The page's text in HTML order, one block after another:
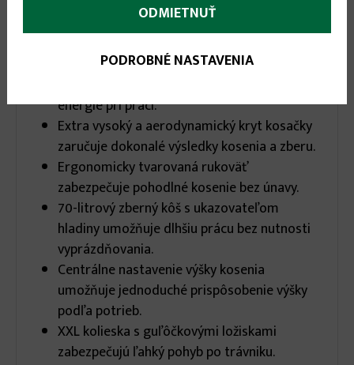
karta)
Parametre
energie pri práci.
Extra vysoký a aerodynamický kryt kosačky
zaručuje dokonalé výsledky kosenia a zberu.
Ergonomicky tvarovaná rukoväť
zabezpečuje pohodlné kosenie bez únavy.
70-litrový zberný kôš s ukazovateľom
hladiny umožňuje dlhšiu prácu bez nutnosti
vyprázdňovania.
Centrálne nastavenie výšky kosenia
umožňuje jednoduché prispôsobenie výšky
podľa potrieb.
XXL kolieska s guľôčkovými ložiskami
zabezpečujú ľahký pohyb po trávniku.
ODMIETNUŤ
PODROBNÉ NASTAVENIA